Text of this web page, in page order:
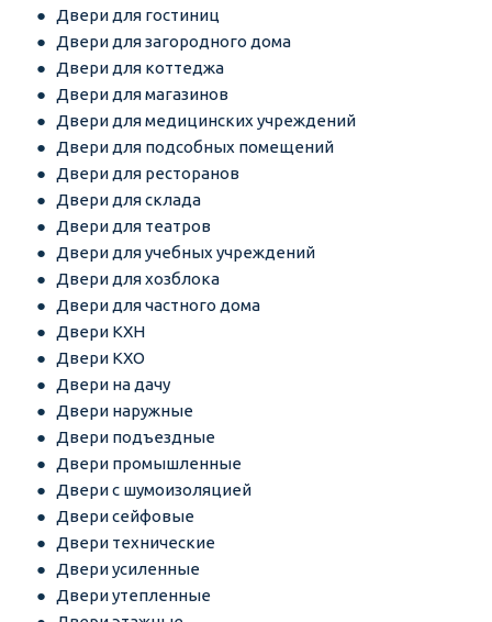
Двери для гостиниц
Двери для загородного дома
Двери для коттеджа
Двери для магазинов
Двери для медицинских учреждений
Двери для подсобных помещений
Двери для ресторанов
Двери для склада
Двери для театров
Двери для учебных учреждений
Двери для хозблока
Двери для частного дома
Двери КХН
Двери КХО
Двери на дачу
Двери наружные
Двери подъездные
Двери промышленные
Двери с шумоизоляцией
Двери сейфовые
Двери технические
Двери усиленные
Двери утепленные